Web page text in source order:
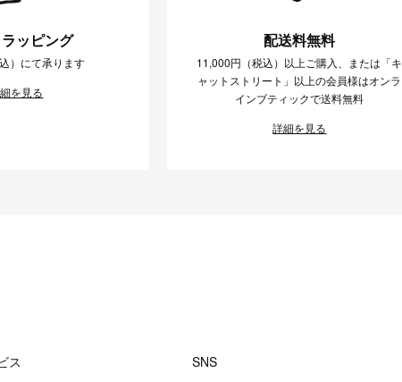
ッピング
）にて承ります
を見る
配送料無料
11,000円（税込）以上ご購入、または「キ
ャットストリート」以上の会員様はオンラ
インブティックで送料無料
詳細を見る
ス SNS